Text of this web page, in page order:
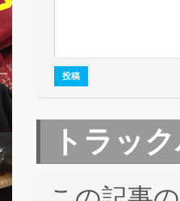
トラッ